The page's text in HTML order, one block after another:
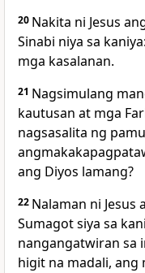
20 Nakita ni Jesus
Sinabi niya sa
mga kasalanan.
21 Nagsimulang
kautusan at mga
nagsasalita ng
ang Diyos lamang?
22 Nalaman ni
Sumagot siya sa
nangangatwiran sa
higit na madali, ang